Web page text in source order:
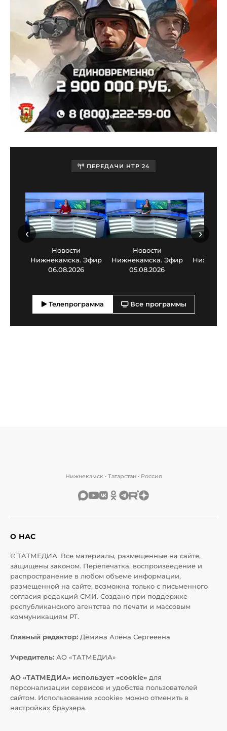
ПЕРЕДАЧИ НТР 24
Новости
Нижнекамска. Эфир
06.08.2026
Новости
Нижнекамска. Эфир
05.08.2026
‹ ›
Телепрограмма Все программы
Нижнекамск • Татарстан • Россия
О НАС
© ТАТМЕДИА. Все материалы, размещенные на сайте,
защищены законом. Перепечатка, воспроизведение и
распространение в любом объеме информации,
размещенной на сайте, возможна только с письменного
согласия редакций СМИ. Создано при поддержке
республиканского агентства по печати и массовым
коммуникациям РТ.
Главный редактор: Дёмина Алёна Сергеевна
Учредитель: АО «ТАТМЕДИА»
АО «ТАТМЕДИА» использует «cookie» для
персонализации сервисов и удобства пользователей
сайтом. Использование «cookie» можно отменить в
настройках браузера.